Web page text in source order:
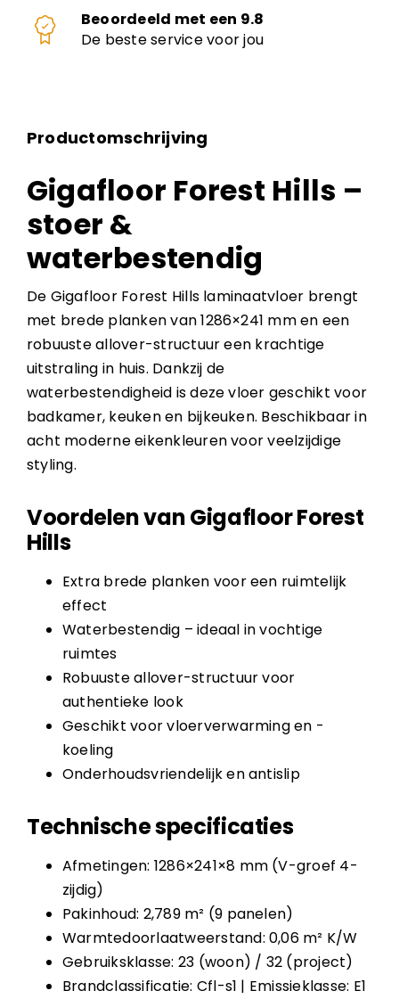
Beoordeeld met een 9.8
De beste service voor jou
Productomschrijving
Gigafloor Forest Hills –
stoer &
waterbestendig
De Gigafloor Forest Hills laminaatvloer brengt
met brede planken van 1286×241 mm en een
robuuste allover-structuur een krachtige
uitstraling in huis. Dankzij de
waterbestendigheid is deze vloer geschikt voor
badkamer, keuken en bijkeuken. Beschikbaar in
acht moderne eikenkleuren voor veelzijdige
styling.
Voordelen van Gigafloor Forest
Hills
Extra brede planken voor een ruimtelijk
effect
Waterbestendig – ideaal in vochtige
ruimtes
Robuuste allover-structuur voor
authentieke look
Geschikt voor vloerverwarming en -
koeling
Onderhoudsvriendelijk en antislip
Technische specificaties
Afmetingen: 1286×241×8 mm (V-groef 4-
zijdig)
Pakinhoud: 2,789 m² (9 panelen)
Warmtedoorlaatweerstand: 0,06 m² K/W
Gebruiksklasse: 23 (woon) / 32 (project)
Brandclassificatie: Cfl-s1 | Emissieklasse: E1